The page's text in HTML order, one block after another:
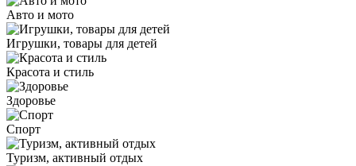
Авто и мото
Игрушки, товары для детей
Красота и стиль
Здоровье
Спорт
Туризм, активный отдых